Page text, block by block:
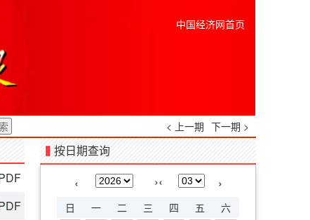
中国经济网首页
< 上一期 下一期 >
按日期查询
‹ ›‹ ›
日 一 二 三 四 五 六